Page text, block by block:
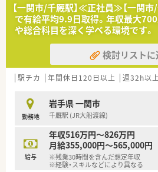
【一関市/千厩駅】≪正社員≫【一関
で有給平均9.9日取得。年収最大
や総合科目を深く学べる環境です。
検討リストに
駅チカ 年間休日120日以上 週32h以
勤務地
岩手県 一関市
千厩駅 (JR大船渡線)
給与
年収516万円～826万円
月給355,000円～565,000円
※残業30時間を含んだ想定年収
※経験・スキルなどにより異なる